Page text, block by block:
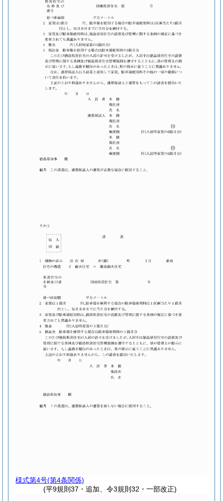
様式第4号(第4条関係)
(平9規則37・追加、令3規則32・一部改正)